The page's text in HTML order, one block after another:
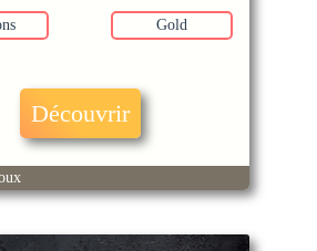
Gold
Découvrir